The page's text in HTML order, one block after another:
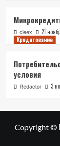
cleex
21
Кредитование
условия
Redactor 3
Copyright ©